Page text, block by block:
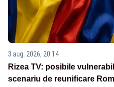
3 aug. 2026, 20:14
Rizea TV: posibile
scenariu de reunificare